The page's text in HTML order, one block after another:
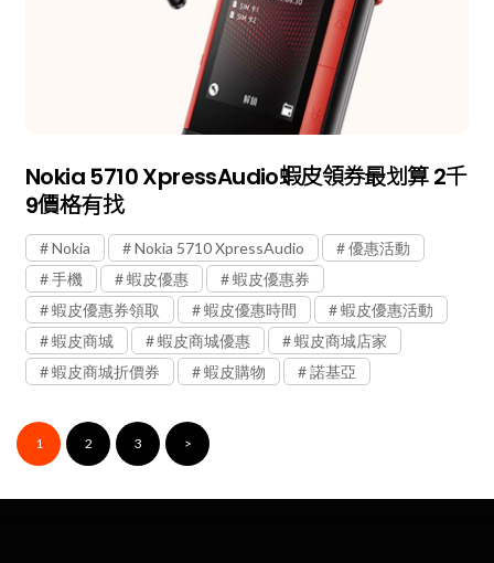
Nokia 5710 XpressAudio蝦皮領券最划算 2千
9價格有找
Nokia Nokia 5710 XpressAudio
優惠活動
手機
蝦皮優惠
蝦皮優惠券
蝦皮優惠券領取
蝦皮優惠時間
蝦皮優惠活動
蝦皮商城
蝦皮商城優惠
蝦皮商城店家
蝦皮商城折價券
蝦皮購物 諾基亞
1 2 3 >